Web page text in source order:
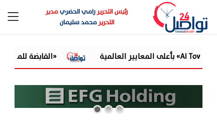
رئيس التحريررامي الحضريمدير
التحريرمحمد سليمان
«القابضة للمياه» تعتمد الموازنة التقديرية لـ9 شركات تابعة للعام المالي 2026/2027